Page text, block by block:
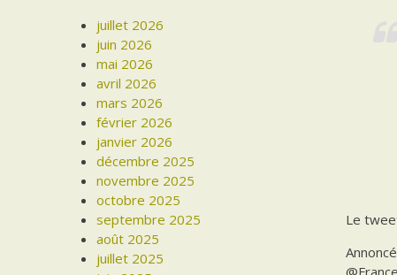
Le
juillet 2026
juin 2026
mai 2026
avril 2026
mars 2026
février 2026
janvier 2026
décembre 2025
novembre 2025
octobre 2025
septembre 2025
août 2025
juillet 2025